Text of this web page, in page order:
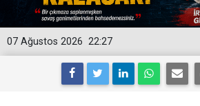
22:27
07 Ağustos 2026